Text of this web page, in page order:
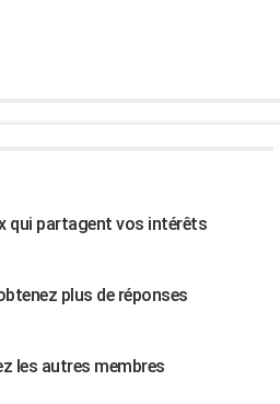
qui partagent vos intérêts
plus de réponses
les autres membres